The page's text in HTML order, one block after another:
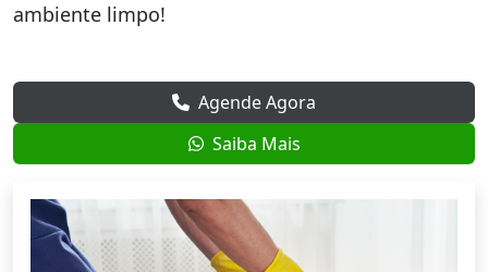
ambiente limpo!
Agende Agora
Saiba Mais